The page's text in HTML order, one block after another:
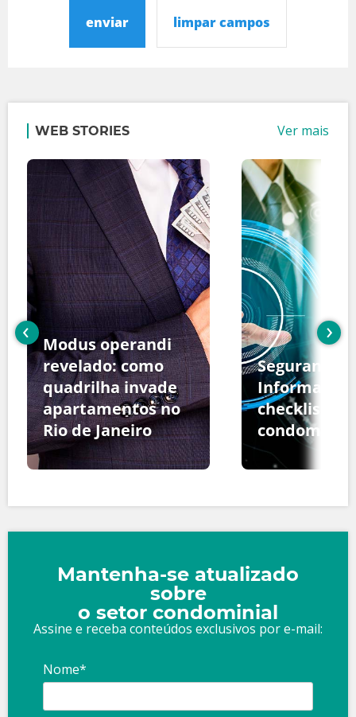
enviar limpar campos
WEB STORIES Ver mais
Modus operandi
revelado: como
quadrilha invade
apartamentos no
Rio de Janeiro
Segurança
Informação:
checklist
‹ ›
Mantenha-se atualizado
sobre
o setor condominial
Assine e receba conteúdos exclusivos por e-mail:
Nome*